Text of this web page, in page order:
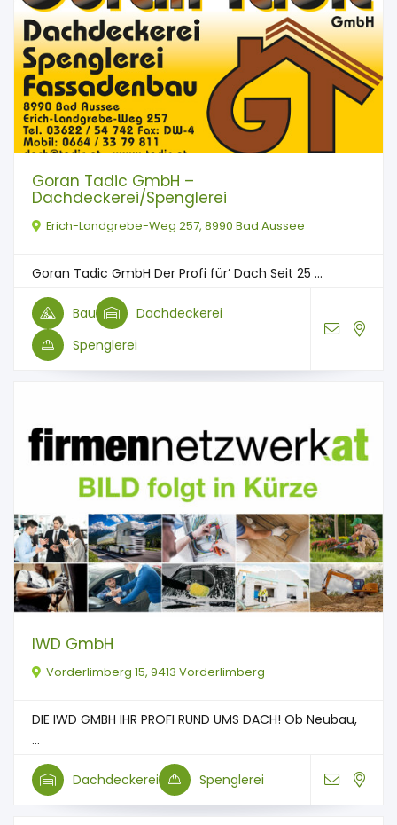
Goran Tadic GmbH –
Dachdeckerei/Spenglerei
Erich-Landgrebe-Weg 257, 8990 Bad Aussee
Goran Tadic GmbH Der Profi für’ Dach Seit 25 ...
Bau
Dachdeckerei
Spenglerei
IWD GmbH
Vorderlimberg 15, 9413 Vorderlimberg
DIE IWD GMBH IHR PROFI RUND UMS DACH! Ob Neubau,
...
Dachdeckerei Spenglerei